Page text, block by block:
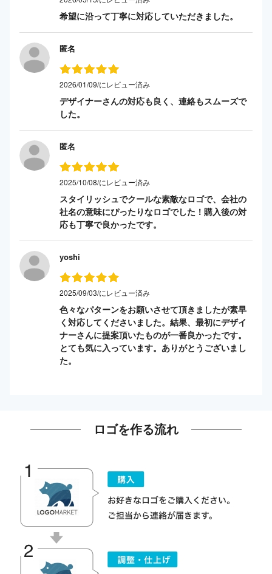
希望に沿って丁寧に対応していただきました。
匿名
2026/01/09/にレビュー済み
デザイナーさんの対応も良く、連絡もスムーズで
した。
匿名
2025/10/08/にレビュー済み
スタイリッシュでクールな素敵なロゴで、会社の
社名の意味にぴったりなロゴでした！購入後の対
応も丁寧で良かったです。
yoshi
2025/09/03/にレビュー済み
色々なパターンをお願いさせて頂きましたが素早
く対応してくださいました。結果、最初にデザイ
ナーさんに提案頂いたものが一番良かったです。
とても気に入っています。ありがとうございまし
た。
ロゴを作る流れ